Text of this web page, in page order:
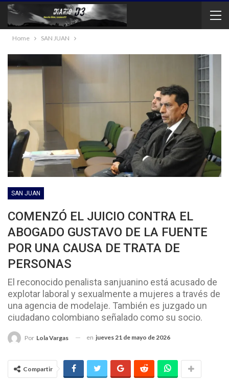
Home SAN JUAN
SAN JUAN
COMENZÓ EL JUICIO CONTRA EL
ABOGADO GUSTAVO DE LA FUENTE
POR UNA CAUSA DE TRATA DE
PERSONAS
El reconocido penalista sanjuanino está acusado de
explotar laboral y sexualmente a mujeres a través de
una agencia de modelaje. También es juzgado un
ciudadano colombiano señalado como su socio.
Por Lola Vargas en jueves 21 de mayo de 2026
Compartir